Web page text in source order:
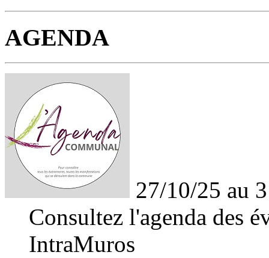
AGENDA
27/10/25 au
Consultez l'agenda des
IntraMuros